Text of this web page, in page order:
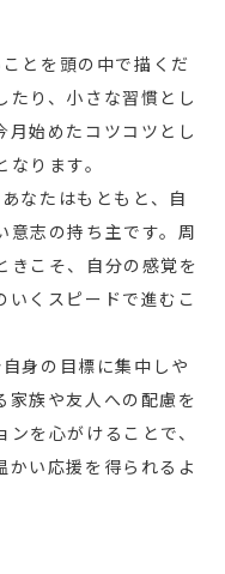
とを頭の中で描くだ
たり、小さな習慣とし
月始めたコツコツとし
ります。
あなたはもともと、自
意志の持ち主です。周
きこそ、自分の感覚を
くスピードで進むこ
自身の目標に集中しや
家族や友人への配慮を
を心がけることで、
い応援を得られるよ